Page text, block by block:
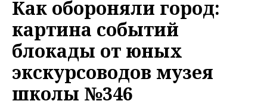
Как обороняли город:
картина событий
блокады от юных
экскурсоводов музея
школы №346